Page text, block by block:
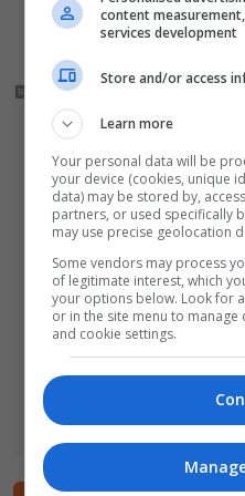
tempa. Mieszkańcy
content
services development
Store and/or access
Learn more
Your personal data will be
your device (cookies, unique
data) may be stored by,
partners, or used specifically
may use precise geolocation
Some vendors may process
of legitimate interest, which
your options below. Look for
or in the site menu to
and cookie settings.